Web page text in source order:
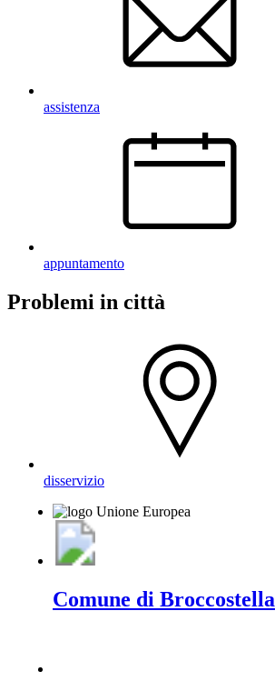
assistenza
appuntamento
Problemi in città
disservizio
Comune di Broccostella